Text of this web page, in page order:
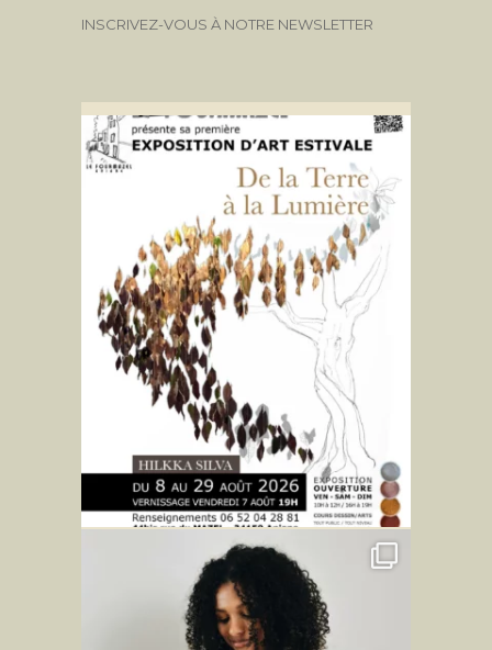
INSCRIVEZ-VOUS À NOTRE NEWSLETTER